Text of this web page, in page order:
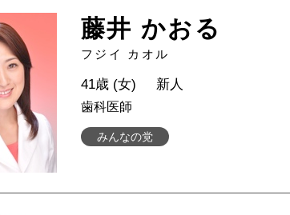
藤井 かおる
フジイ カオル
みんなの党
41歳 (女) 新人
歯科医師